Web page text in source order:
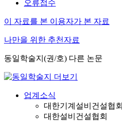
오류접수
이 자료를 본 이용자가 본 자료
나만을 위한 추천자료
동일학술지(권/호) 다른 논문
업계소식
대한기계설비건설협회
대한설비건설협회